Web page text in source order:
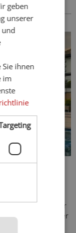
Hotel im Meraner
mit einer
geben
unserer
und
ihnen
im